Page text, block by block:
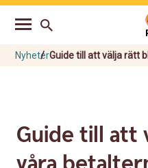
Go
navigation
Skip
NyheterGuide till att välja rätt
Guide till att